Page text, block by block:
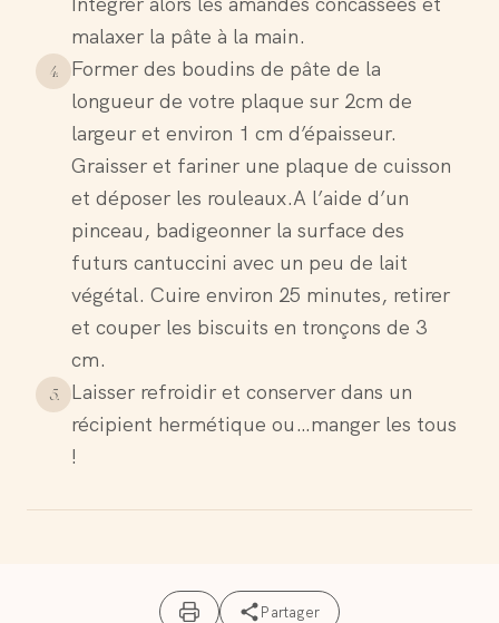
malaxer la pâte à la main.
4.
Former des boudins de pâte de la
longueur de votre plaque sur 2cm de
largeur et environ 1 cm d’épaisseur.
Graisser et fariner une plaque de cuisson
et déposer les rouleaux.A l’aide d’un
pinceau, badigeonner la surface des
futurs cantuccini avec un peu de lait
végétal. Cuire environ 25 minutes, retirer
et couper les biscuits en tronçons de 3
cm.
5.
Laisser refroidir et conserver dans un
récipient hermétique ou…manger les tous
!
Partager